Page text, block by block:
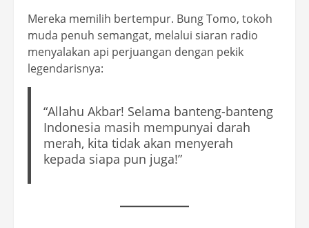
Mereka memilih bertempur. Bung Tomo, tokoh
muda penuh semangat, melalui siaran radio
menyalakan api perjuangan dengan pekik
legendarisnya:
“Allahu Akbar! Selama banteng-banteng
Indonesia masih mempunyai darah
merah, kita tidak akan menyerah
kepada siapa pun juga!”